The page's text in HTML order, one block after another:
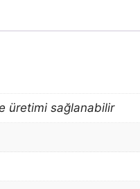
üretimi sağlanabilir